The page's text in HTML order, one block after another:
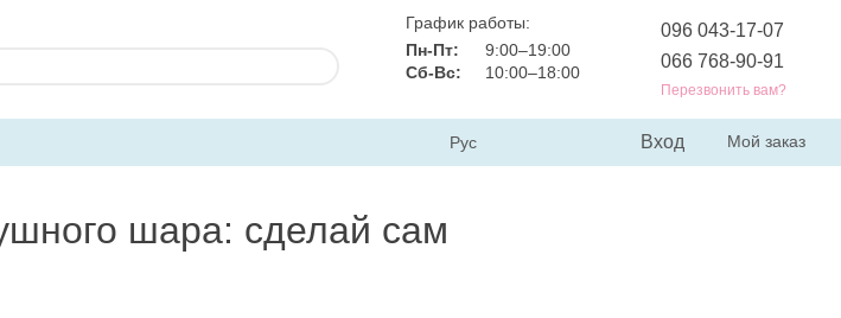
График работы:
Пн-Пт:
9:00–19:00
Сб-Вс:
10:00–18:00
096 043-17-07
066 768-90-91
Перезвонить вам?
Рус Вход Мой заказ
шара: сделай сам